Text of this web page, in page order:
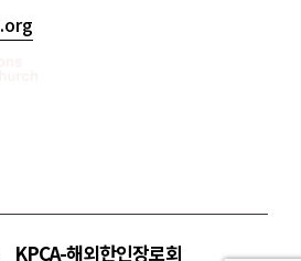
KPCA-해외한인장로회